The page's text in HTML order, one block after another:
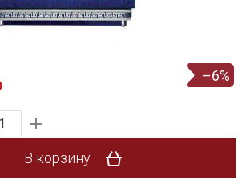
–6%
В корзину